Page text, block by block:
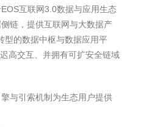
互联网3.0数据与应用生态
链，提供互联网与大数据产
型的数据中枢与数据应用平
高交互、并拥有可扩安全链域
与引索机制为生态用户提供